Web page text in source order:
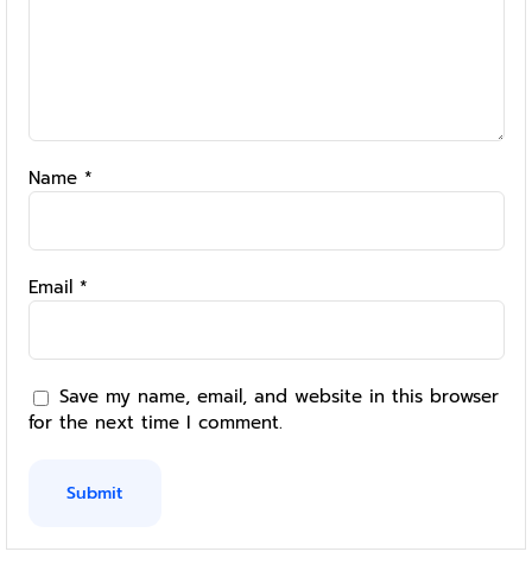
Name *
Email *
Save my name, email, and website in this browser
for the next time I comment.